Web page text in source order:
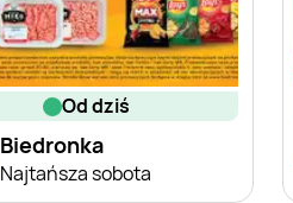
od dziś
Biedronka
Najtańsza sobota